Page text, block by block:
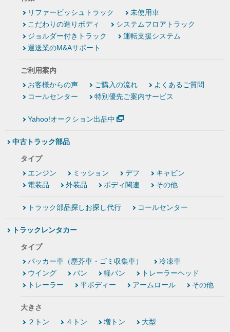
リファービッシュトラック
未使用車
こだわりの造りボディ
システムフロアトラック
ジョルダー付きトラック
運転支援システム
運送業のM&Aサポート
ご利用案内
お客様からの声
ご購入の流れ
よくあるご質問
コールセンター
特別優先ご案内サービス
Yahoo!オークション出品中
中古トラック部品
タイプ
エンジン
ミッション デフ
キャビン
電装品
外装品 ボディ関連 その他
トラック部品探しお探し代行 コールセンター
トラックレンタカー
タイプ
パッカー車（塵芥車・ゴミ収集車）
冷凍車
ウイング
バン 軽バン
トレーラーヘッド
トレーラー
平ボディー アームロール その他
大きさ
２トン
４トン 増トン 大型